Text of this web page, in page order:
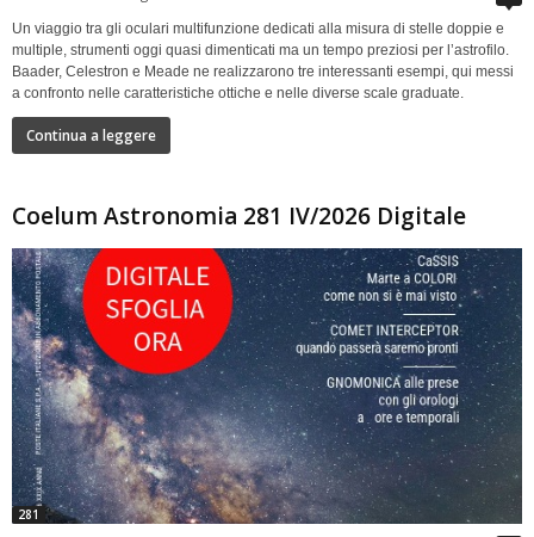
Un viaggio tra gli oculari multifunzione dedicati alla misura di stelle doppie e
multiple, strumenti oggi quasi dimenticati ma un tempo preziosi per l’astrofilo.
Baader, Celestron e Meade ne realizzarono tre interessanti esempi, qui messi
a confronto nelle caratteristiche ottiche e nelle diverse scale graduate.
Continua a leggere
Coelum Astronomia 281 IV/2026 Digitale
281